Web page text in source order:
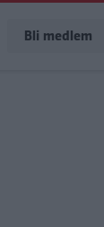
Bli medlem